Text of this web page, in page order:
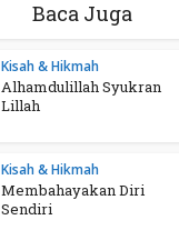
Baca Juga
Kisah & Hikmah
Alhamdulillah Syukran
Lillah
Kisah & Hikmah
Membahayakan Diri
Sendiri